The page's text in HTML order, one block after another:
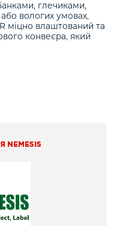
глечиками,
вологих умовах,
міцно влаштований та
конвеєра, який